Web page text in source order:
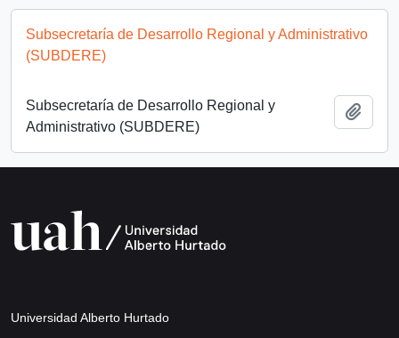
Subsecretaría de Desarrollo Regional y Administrativo
(SUBDERE)
Subsecretaría de Desarrollo Regional y
Administrativo (SUBDERE)
Universidad Alberto Hurtado